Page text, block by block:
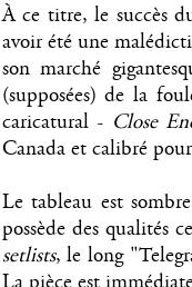
À ce titre, le succès
avoir été une
son marché
(supposées) de la
caricatural - Close
Canada et calibré pour
Le tableau est
possède des qualités
setlists, le long